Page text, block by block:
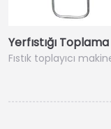
Yerfıstığı
Fıstık toplayıcı